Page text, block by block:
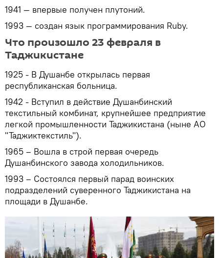
1941 — впервые получен плутоний.
1993 — создан язык программирования Ruby.
Что произошло 23 февраля в
Таджикистане
1925 - В Душанбе открылась первая
республиканская больница.
1942 - Вступил в действие Душанбинский
текстильный комбинат, крупнейшее предприятие
легкой промышленности Таджикистана (ныне АО
"Таджиктекстиль").
1965 – Вошла в строй первая очередь
Душанбинского завода холодильников.
1993 – Состоялся первый парад воинских
подразделений суверенного Таджикистана на
площади в Душанбе.